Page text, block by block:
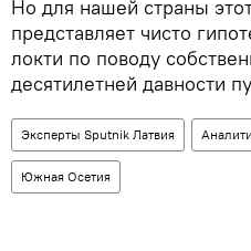
Но для нашей страны
представляет чисто
локти по поводу
десятилетней давности
Эксперты Sputnik Латвия
Южная Осетия